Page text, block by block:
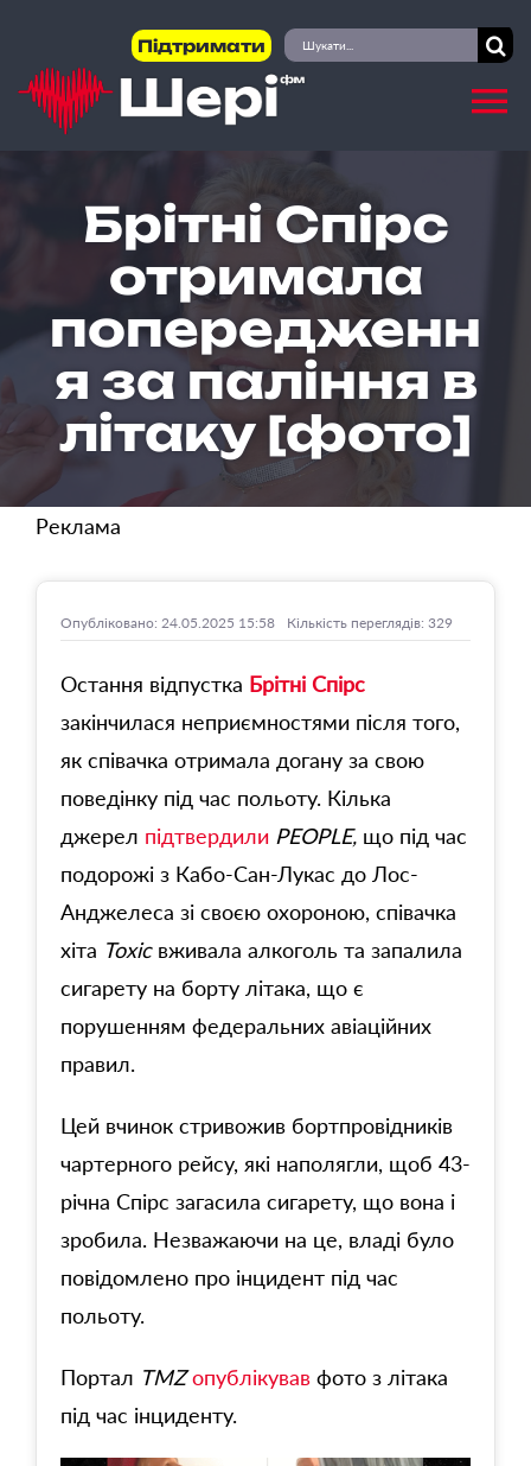
content
Підтримати
Пошук
...
Брітні Спірс
отримала
попередженн
я за паління в
літаку [фото]
Реклама
Опубліковано: 24.05.2025 15:58 Кількість переглядів: 329
Остання відпустка Брітні Спірс
закінчилася неприємностями після того,
як співачка отримала догану за свою
поведінку під час польоту. Кілька
джерел підтвердили PEOPLE, що під час
подорожі з Кабо-Сан-Лукас до Лос-
Анджелеса зі своєю охороною, співачка
хіта Toxicвживала алкоголь та запалила
сигарету на борту літака, що є
порушенням федеральних авіаційних
правил.
Цей вчинок стривожив бортпровідників
чартерного рейсу, які наполягли, щоб 43-
річна Спірс загасила сигарету, що вона і
зробила. Незважаючи на це, владі було
повідомлено про інцидент під час
польоту.
Портал TMZ опублікував фото з літака
під час інциденту.